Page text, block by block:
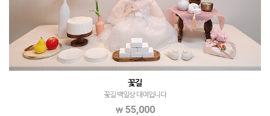
꽃길
꽃길 백일상 대여입니다
55,000